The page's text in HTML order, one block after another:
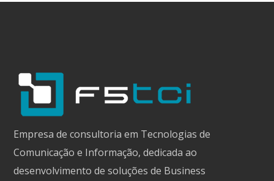
Empresa de consultoria em Tecnologias de
Comunicação e Informação, dedicada ao
desenvolvimento de soluções de Business